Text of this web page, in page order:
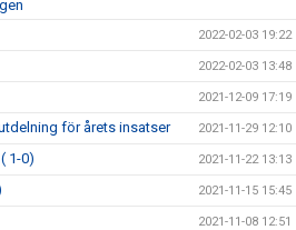
2022-02-03 19:22
2022-02-03 13:48
2021-12-09 17:19
för årets insatser 2021-11-29 12:10
1-0) 2021-11-22 13:13
2021-11-15 15:45
2021-11-08 12:51